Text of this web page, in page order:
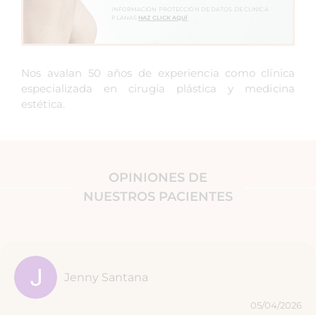
INFORMACIÓN PROTECCIÓN DE DATOS DE CLINICA
PLANAS HAZ CLICK AQUÍ
Nos avalan 50 años de experiencia como clínica
especializada en cirugía plástica y medicina
estética.
OPINIONES DE
NUESTROS PACIENTES
Jenny Santana
05/04/2026
Alicia Gavañach
30/03/2026
Josep Manjon
29/03/2026
Bernat Pitarque Mas
28/03/2026